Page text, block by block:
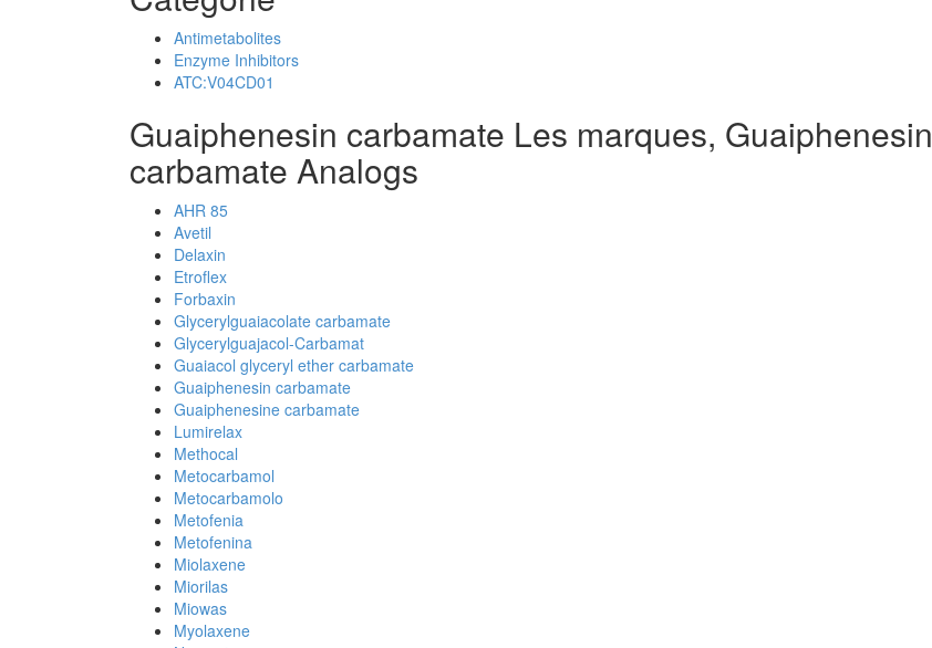
Antimetabolites
Enzyme Inhibitors
ATC:V04CD01
Guaiphenesin carbamate Les marques, Guaiphenesin
carbamate Analogs
AHR 85
Avetil
Delaxin
Etroflex
Forbaxin
Glycerylguaiacolate carbamate
Glycerylguajacol-Carbamat
Guaiacol glyceryl ether carbamate
Guaiphenesin carbamate
Guaiphenesine carbamate
Lumirelax
Methocal
Metocarbamol
Metocarbamolo
Metofenia
Metofenina
Miolaxene
Miorilas
Miowas
Myolaxene